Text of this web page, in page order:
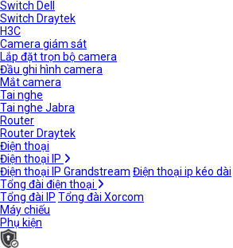
Switch Dell
Switch Draytek
H3C
Camera giám sát
Lắp đặt trọn bộ camera
Đầu ghi hình camera
Mắt camera
Tai nghe
Tai nghe Jabra
Router
Router Draytek
Điện thoại
Điện thoại IP
Điện thoại IP Grandstream Điện thoại ip kéo dài
Tổng đài điện thoại
Tổng đài IP Tổng đài Xorcom
Máy chiếu
Phụ kiện